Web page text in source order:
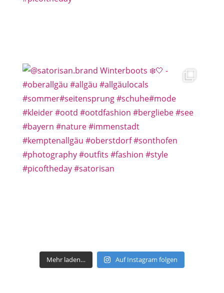
Mehr laden… Auf Instagram folgen